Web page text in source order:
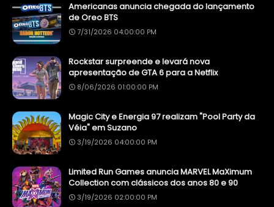
Americanas anuncia chegada do lançamento
de Oreo BTS
7/31/2026 04:00:00 PM
Rockstar surpreende e levará nova
apresentação de GTA 6 para a Netflix
8/06/2026 01:00:00 PM
Magic City e Energia 97 realizam "Pool Party da
Véia" em Suzano
3/19/2026 04:00:00 PM
Limited Run Games anuncia MARVEL MaXimum
Collection com clássicos dos anos 80 e 90
3/19/2026 02:00:00 PM